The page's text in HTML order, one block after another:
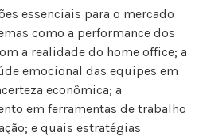
essenciais para o mercado
como a performance dos
a realidade do home office; a
emocional das equipes em
econômica; a
em ferramentas de trabalho
e quais estratégias